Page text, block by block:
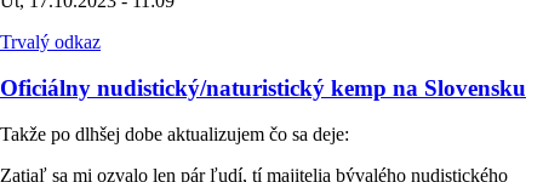
Trvalý odkaz
Oficiálny nudistický/naturistický kemp na Slovensku
Takže po dlhšej dobe aktualizujem čo sa deje:
Zatiaľ sa mi ozvalo len pár ľudí, tí majitelia bývalého nudistického